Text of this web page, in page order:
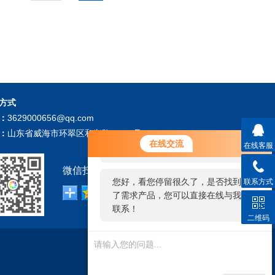
在线交流
您好！欢迎前来咨询，很高兴为您
服务，请问您要咨询什么问题呢？
您好，看您停留很久了，是否找到
了需求产品，您可以直接在线与我
联系！
式
3629000656@qq.com
山东省威海市环翠区和兴路196-1号
微信扫描关注我们：
技术支持：
在线客服
联系方式
二维码